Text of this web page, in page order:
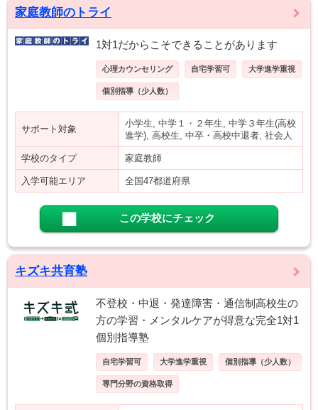
家庭教師のトライ
1対1だからこそできることがあります
心理カウンセリング 自宅学習可 大学進学重視
個別指導（少人数）
サポート対象
小学生, 中学１・２年生, 中学３年生(高校
進学), 高校生, 中卒・高校中退者, 社会人
学校のタイプ 家庭教師
入学可能エリア 全国47都道府県
この学校にチェック
キズキ共育塾
不登校・中退・発達障害・通信制高校生の
方の学習・メンタルケアが得意な完全1対1
個別指導塾
自宅学習可 大学進学重視 個別指導（少人数）
専門分野の資格取得